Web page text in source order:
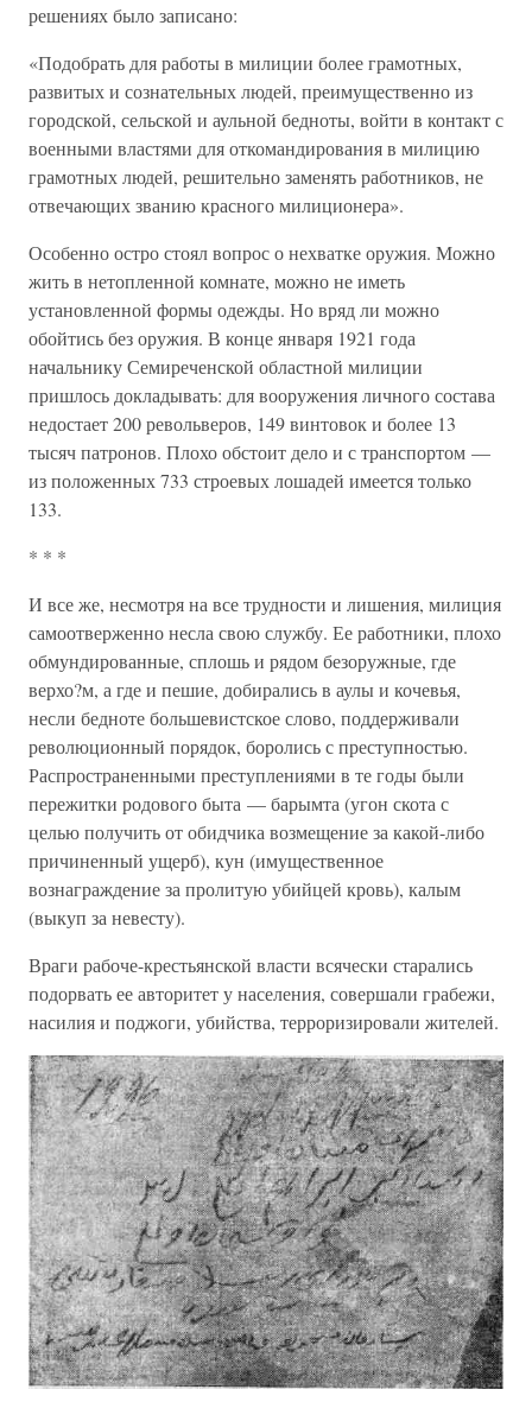
решениях было записано:
«Подобрать для работы в милиции более грамотных,
развитых и сознательных людей, преимущественно из
городской, сельской и аульной бедноты, войти в контакт с
военными властями для откомандирования в милицию
грамотных людей, решительно заменять работников, не
отвечающих званию красного милиционера».
Особенно остро стоял вопрос о нехватке оружия. Можно
жить в нетопленной комнате, можно не иметь
установленной формы одежды. Но вряд ли можно
обойтись без оружия. В конце января 1921 года
начальнику Семиреченской областной милиции
пришлось докладывать: для вооружения личного состава
недостает 200 револьверов, 149 винтовок и более 13
тысяч патронов. Плохо обстоит дело и с транспортом —
из положенных 733 строевых лошадей имеется только
133.
* * *
И все же, несмотря на все трудности и лишения, милиция
самоотверженно несла свою службу. Ее работники, плохо
обмундированные, сплошь и рядом безоружные, где
верхо?м, а где и пешие, добирались в аулы и кочевья,
несли бедноте большевистское слово, поддерживали
революционный порядок, боролись с преступностью.
Распространенными преступлениями в те годы были
пережитки родового быта — барымта (угон скота с
целью получить от обидчика возмещение за какой-либо
причиненный ущерб), кун (имущественное
вознаграждение за пролитую убийцей кровь), калым
(выкуп за невесту).
Враги рабоче-крестьянской власти всячески старались
подорвать ее авторитет у населения, совершали грабежи,
насилия и поджоги, убийства, терроризировали жителей.